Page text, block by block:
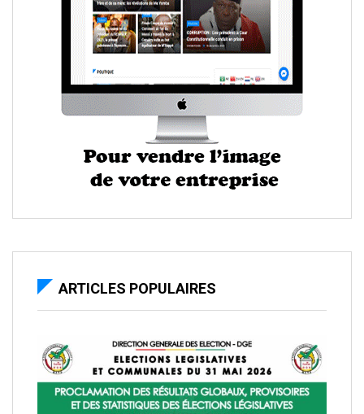
ARTICLES POPULAIRES